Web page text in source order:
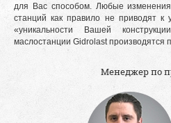
для Вас способом. Любые изменения
станций как правило не приводят к
«уникальности Вашей
маслостанции Gidrolast производятся
Менеджер по